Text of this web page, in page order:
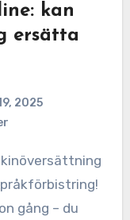
kan
ersätta
2025
gång – du